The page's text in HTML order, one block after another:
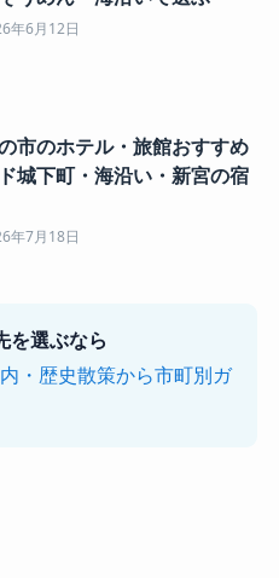
年6月12日
市のホテル・旅館おすすめ
城下町・海沿い・新宮の宿
年7月18日
を選ぶなら
・歴史散策から市町別ガ